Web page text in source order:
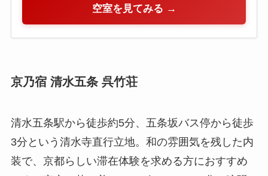
空室を見てみる →
京乃宿 清水五条 呉竹荘
清水五条駅から徒歩約5分、五条坂バス停から徒歩
3分という清水寺直行立地。和の雰囲気を残した内
装で、京都らしい滞在体験を求める方におすすめ